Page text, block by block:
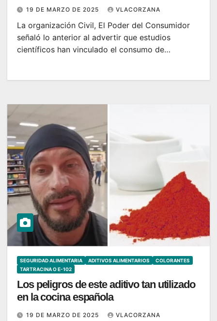
19 DE MARZO DE 2025 VLACORZANA
La organización Civil, El Poder del Consumidor
señaló lo anterior al advertir que estudios
científicos han vinculado el consumo de…
SEGURIDAD ALIMENTARIA ADITIVOS ALIMENTARIOS
COLORANTES
TARTRACINA O E-102
Los peligros de este aditivo tan utilizado
en la cocina española
19 DE MARZO DE 2025 VLACORZANA